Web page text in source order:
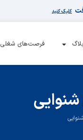
کلیک کنید
بلاگ فرصت‌های شغلی